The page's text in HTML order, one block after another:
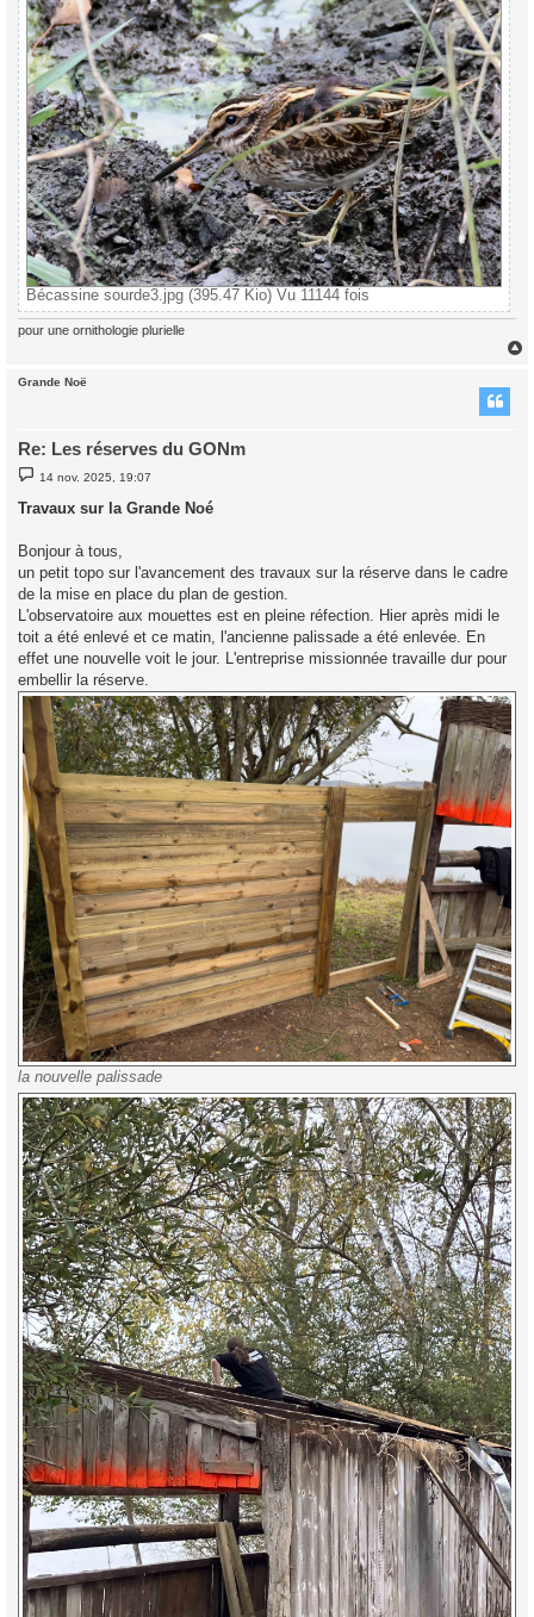
Bécassine sourde3.jpg (395.47 Kio) Vu 11144 fois
pour une ornithologie plurielle
Grande Noë
Re: Les réserves du GONm
M
e
s
e
14 nov. 2025, 19:07
Travaux sur la Grande Noé
Bonjour à tous,
un petit topo sur l'avancement des travaux sur la réserve dans le cadre
de la mise en place du plan de gestion.
L'observatoire aux mouettes est en pleine réfection. Hier après midi le
toit a été enlevé et ce matin, l'ancienne palissade a été enlevée. En
effet une nouvelle voit le jour. L'entreprise missionnée travaille dur pour
embellir la réserve.
la nouvelle palissade